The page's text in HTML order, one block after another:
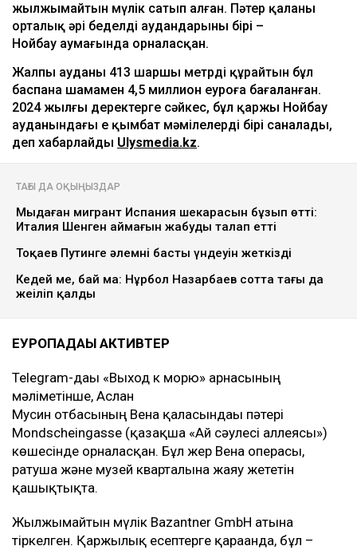
жылжымайтын мүлік сатып алған. Пәтер қаланың
орталық әрі беделді аудандарының бірі –
Нойбау аумағында орналасқан.
Жалпы ауданы 413 шаршы метрді құрайтын бұл
баспана шамамен 4,5 миллион еуроға бағаланған.
2024 жылғы деректерге сәйкес, бұл қаржы Нойбау
ауданындағы ең қымбат мәмілелердің бірі саналады,
деп хабарлайды Ulysmedia.kz.
ТАҒЫ ДА ОҚЫҢЫЗДАР
Мыңдаған мигрант Испания шекарасын бұзып өтті:
Италия Шенген аймағын жабуды талап етті
Тоқаев Путинге әлемнің басты үндеуін жеткізді
Кедей ме, бай ма: Нұрбол Назарбаев сотта тағы да
жеңіліп қалды
ЕУРОПАДАҒЫ АКТИВТЕР
Telegram-дағы «Выход к морю» арнасының
мәліметінше, Аслан
Мусин отбасының Вена қаласындағы пәтері
Mondscheingasse (қазақша «Ай сәулесі аллеясы»)
көшесінде орналасқан. Бұл жер Вена операсы,
ратуша және музей кварталына жаяу жететін
қашықтықта.
Жылжымайтын мүлік Bazantner GmbH атына
тіркелген. Қаржылық есептерге қарағанда, бұл –